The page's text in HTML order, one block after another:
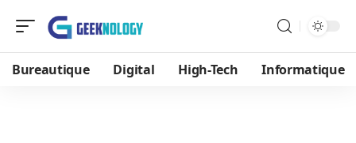
Bureautique Digital High-Tech Informatique